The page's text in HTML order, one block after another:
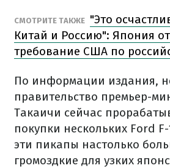
СМОТРИТЕ ТАКЖЕ "Это
Китай и Россию": Япония
требование США по
По информации издания,
правительство премьер-
Такаичи сейчас
покупки нескольких Ford
эти пикапы настолько
громоздкие для узких